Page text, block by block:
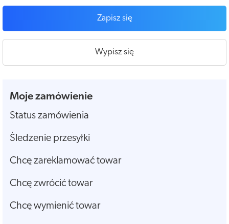
Zapisz się
Wypisz się
Moje zamówienie
Status zamówienia
Śledzenie przesyłki
Chcę zareklamować towar
Chcę zwrócić towar
Chcę wymienić towar